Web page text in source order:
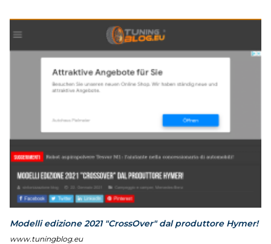
Modelli edizione 2021 "CrossOver" dal produttore Hymer!
www.tuningblog.eu